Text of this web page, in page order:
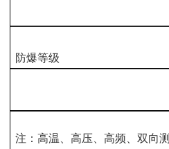
防爆等级
注：高温、高压、高频、双向